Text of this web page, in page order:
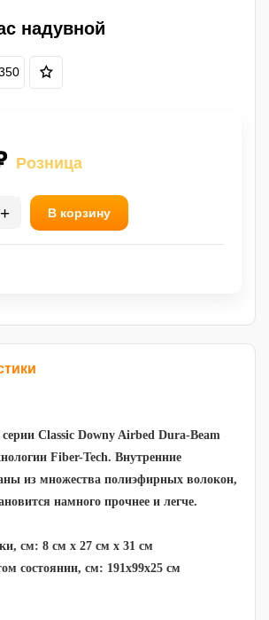
надувной
Розница
+ В корзину
Classic Downy Airbed Dura-Beam
Fiber-Tech. Внутренние
из множества полиэфирных волокон,
намного прочнее и легче.
см: 8 см х 27 см х 31 см
состоянии, см: 191х99х25 см